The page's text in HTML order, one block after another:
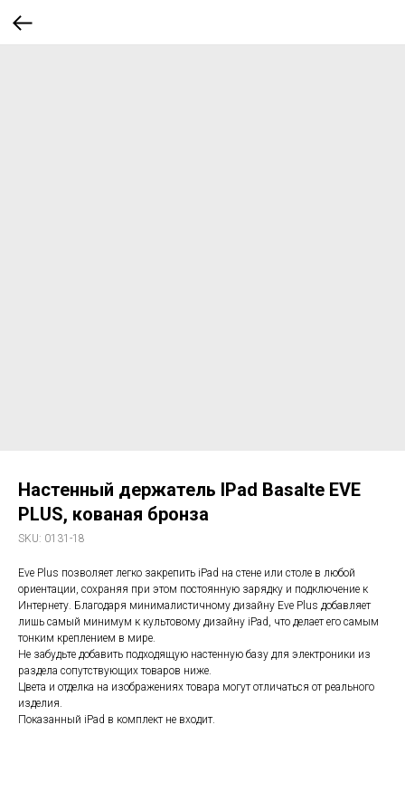
Настенный держатель IPad Basalte EVE
PLUS, кованая бронза
SKU: 0131-18
Eve Plus позволяет легко закрепить iPad на стене или столе в любой
ориентации, сохраняя при этом постоянную зарядку и подключение к
Интернету. Благодаря минималистичному дизайну Eve Plus добавляет
лишь самый минимум к культовому дизайну iPad, что делает его самым
тонким креплением в мире.
Не забудьте добавить подходящую настенную базу для электроники из
раздела сопутствующих товаров ниже.
Цвета и отделка на изображениях товара могут отличаться от реального
изделия.
Показанный iPad в комплект не входит.